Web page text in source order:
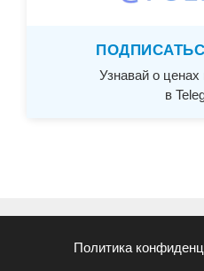
Узнавай о
в
Политика